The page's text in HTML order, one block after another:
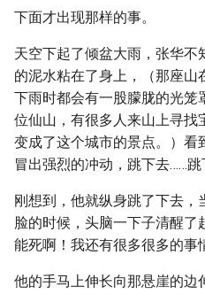
下面才出现那样的事。
天空下起了倾盆大雨，张华不
的泥水粘在了身上，（那座山
下雨时都会有一股朦胧的光笼
位仙山，有很多人来山上寻找
变成了这个城市的景点。）看
冒出强烈的冲动，跳下去……
刚想到，他就纵身跳了下去
脸的时候，头脑一下子清醒了
能死啊！我还有很多很多的事
他的手马上伸长向那悬崖的边